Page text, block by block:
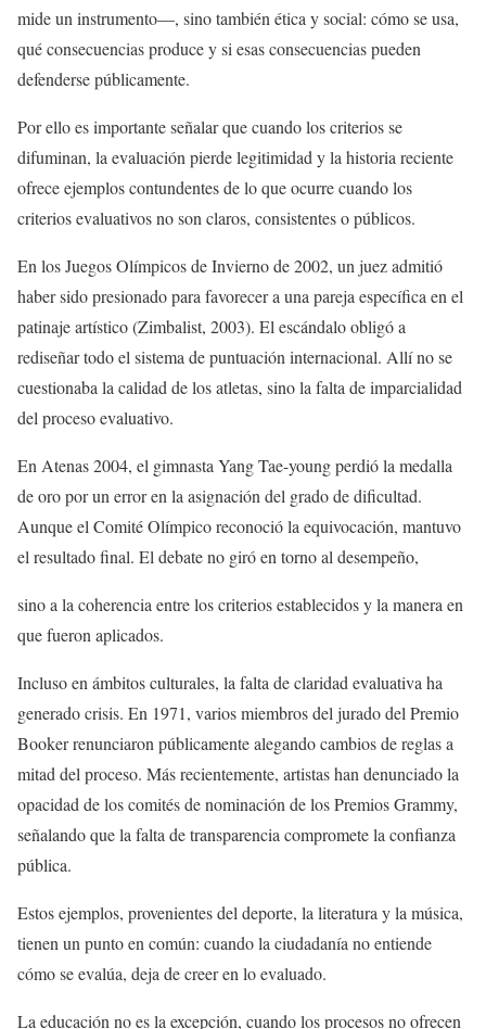
mide un instrumento—, sino también ética y social: cómo se usa,
qué consecuencias produce y si esas consecuencias pueden
defenderse públicamente.
Por ello es importante señalar que cuando los criterios se
difuminan, la evaluación pierde legitimidad y la historia reciente
ofrece ejemplos contundentes de lo que ocurre cuando los
criterios evaluativos no son claros, consistentes o públicos.
En los Juegos Olímpicos de Invierno de 2002, un juez admitió
haber sido presionado para favorecer a una pareja específica en el
patinaje artístico (Zimbalist, 2003). El escándalo obligó a
rediseñar todo el sistema de puntuación internacional. Allí no se
cuestionaba la calidad de los atletas, sino la falta de imparcialidad
del proceso evaluativo.
En Atenas 2004, el gimnasta Yang Tae-young perdió la medalla
de oro por un error en la asignación del grado de dificultad.
Aunque el Comité Olímpico reconoció la equivocación, mantuvo
el resultado final. El debate no giró en torno al desempeño,
sino a la coherencia entre los criterios establecidos y la manera en
que fueron aplicados.
Incluso en ámbitos culturales, la falta de claridad evaluativa ha
generado crisis. En 1971, varios miembros del jurado del Premio
Booker renunciaron públicamente alegando cambios de reglas a
mitad del proceso. Más recientemente, artistas han denunciado la
opacidad de los comités de nominación de los Premios Grammy,
señalando que la falta de transparencia compromete la confianza
pública.
Estos ejemplos, provenientes del deporte, la literatura y la música,
tienen un punto en común: cuando la ciudadanía no entiende
cómo se evalúa, deja de creer en lo evaluado.
La educación no es la excepción, cuando los procesos no ofrecen